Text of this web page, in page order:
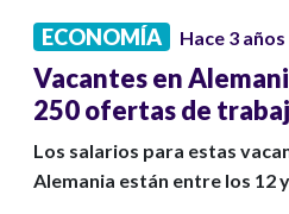
ECONOMÍA Hace 3 años
Vacantes en
250 ofertas de
Los salarios para estas
Alemania están entre los 12